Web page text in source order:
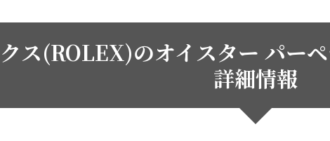
ス(ROLEX)のオイスター パー
詳細情報